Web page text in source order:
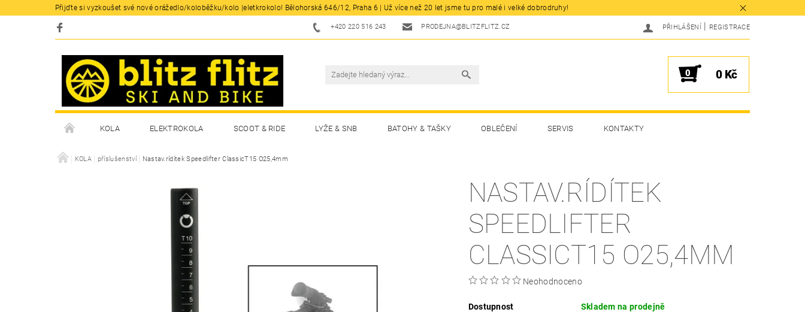
Přijďte si vyzkoušet své nové orážedlo/koloběžku/kolo |eletkrokolo! Bělohorská 646/12, Praha 6 | Už více než 20 let jsme tu pro malé i velké dobrodruhy!
+420 220 516 243 PRODEJNA@BLITZFLITZ.CZ PŘIHLÁŠENÍ REGISTRACE
0 0 Kč
KOLA ELEKTROKOLA SCOOT & RIDE LYŽE & SNB BATOHY & TAŠKY OBLEČENÍ SERVIS KONTAKTY
KOLA příslušenství Nastav.rídítek Speedlifter ClassicT15 O25,4mm
NASTAV.RÍDÍTEK
SPEEDLIFTER
CLASSICT15 O25,4MM
Neohodnoceno
Dostupnost Skladem na prodejně